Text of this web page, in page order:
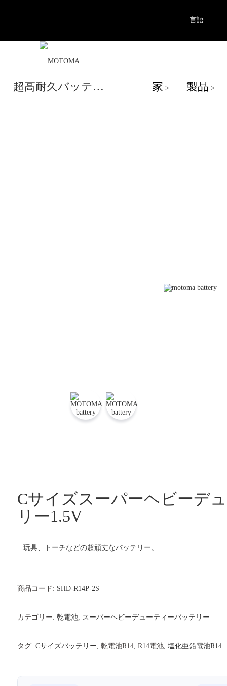
言語
製品
超高耐久バッテリー 家 > 製品 >
Cサイズスーパーヘビーデ
リー1.5V
玩具、トーチなどの超頑丈なバッテリー。
商品コード: SHD-R14P-2S
カテゴリー: 乾電池, スーパーヘビーデューティーバッテリー
タグ: Cサイズバッテリー, 乾電池R14, R14電池, 塩化亜鉛電池R14